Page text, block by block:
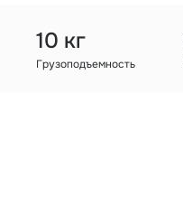
10 кг
Грузоподъемность